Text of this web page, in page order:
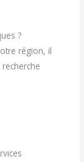
?
région, il